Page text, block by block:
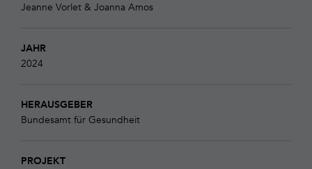
Jeanne Vorlet & Joanna Amos
JAHR
2024
HERAUSGEBER
Bundesamt für Gesundheit
PROJEKT